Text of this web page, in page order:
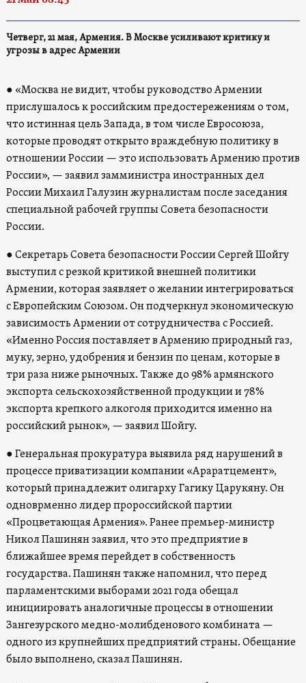
Четверг, 21 мая, Армения. В Москве усиливают критику и
угрозы в адрес Армении
● «Москва не видит, чтобы руководство Армении
прислушалось к российским предостережениям о том,
что истинная цель Запада, в том числе Евросоюза,
которые проводят открыто враждебную политику в
отношении России — это использовать Армению против
России», — заявил замминистра иностранных дел
России Михаил Галузин журналистам после заседания
специальной рабочей группы Совета безопасности
России.
● Секретарь Совета безопасности России Сергей Шойгу
выступил с резкой критикой внешней политики
Армении, которая заявляет о желании интегрироваться
с Европейским Союзом. Он подчеркнул экономическую
зависимость Армении от сотрудничества с Россией.
«Именно Россия поставляет в Армению природный газ,
муку, зерно, удобрения и бензин по ценам, которые в
три раза ниже рыночных. Также до 98% армянского
экспорта сельскохозяйственной продукции и 78%
экспорта крепкого алкоголя приходится именно на
российский рынок», — заявил Шойгу.
● Генеральная прокуратура выявила ряд нарушений в
процессе приватизации компании «Араратцемент»,
который принадлежит олигарху Гагику Царукяну. Он
одноврменно лидер пророссийской партии
«Процветающая Армения». Ранее премьер-министр
Никол Пашинян заявил, что это предприятие в
ближайшее время перейдет в собственность
государства. Пашинян также напомнил, что перед
парламентскими выборами 2021 года обещал
инициировать аналогичные процессы в отношении
Зангезурского медно-молибденового комбината —
одного из крупнейших предприятий страны. Обещание
было выполнено, сказал Пашинян.